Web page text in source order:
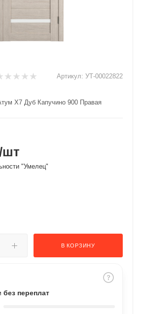
Артикул: УТ-00022822
X7 Дуб Капучино 900 Правая
шт
"Умелец"
В КОРЗИНУ
без переплат
любого банка
раз в 2
Остались вопросы?